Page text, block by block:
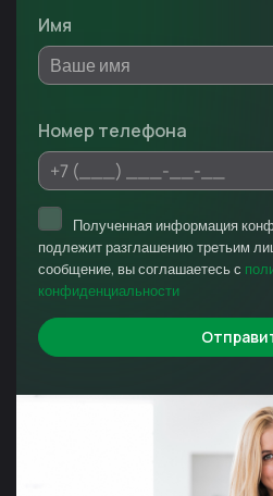
Имя
Номер телефона
Полученная информация
подлежит разглашению третьим
сообщение, вы соглашаетесь с
конфиденциальности